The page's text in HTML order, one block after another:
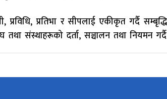
प्रतिभा र सीपलाई एकीकृत गर्दै
संस्थाहरूको दर्ता, सञ्चालन तथा नियमन